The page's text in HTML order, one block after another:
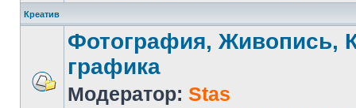
Креатив
Фотография, Живопись,
графика
Модератор: Stas